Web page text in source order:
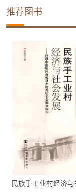
推荐图书
民族手工业村经济与